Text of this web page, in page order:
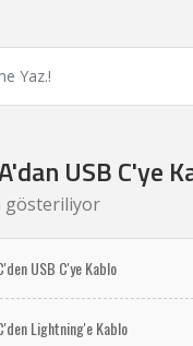
USB C'ye
gösteriliyor
USB C'ye Kablo
Lightning'e Kablo